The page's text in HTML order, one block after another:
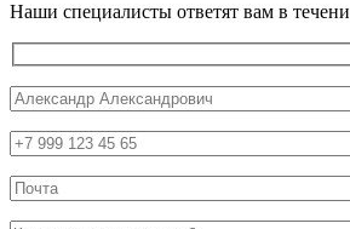
Наши специалисты ответят вам в